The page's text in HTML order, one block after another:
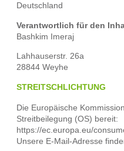
Deutschland
Verantwortlich für den
Bashkim Imeraj
Lahhauserstr. 26a
28844 Weyhe
STREITSCHLICHTUNG
Die Europäische
Streitbeilegung (OS) bereit:
https://ec.europa.eu/
Unsere E-Mail-Adresse